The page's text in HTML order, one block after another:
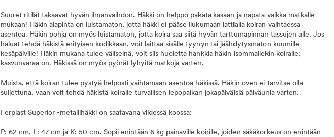
Suuret ritilät takaavat hyvän ilmanvaihdon. Häkki on helppo pakata kasaan ja napata vaikka matkalle
mukaan! Häkin alapinta on luistamaton, jotta häkki ei pääse liukumaan lattialla koiran vaihtaessa
asentoa. Häkin pohja on myös luistamaton, jotta koira saa siitä hyvän tarttumapinnan tassujen alle. Jos
haluat tehdä häkistä erityisen kodikkaan, voit laittaa sisälle tyynyn tai jäähdytysmaton kuumille
kesäpäiville! Häkin mukana tulee väliseinä, voit siis huoletta hankkia häkin isommallekin koiralle;
kasvunvaraa on. Häkissä on myös pyörät lyhyitä matkoja varten.
Muista, että koiran tulee pystyä helposti vaihtamaan asentoa häkissä. Häkin oven ei tarvitse olla
suljettuna, vaan voit tehdä häkistä koiralle turvallisen lepopaikan jokapäiväisiä päiväunia varten.
Ferplast Superior -metallihäkki on saatavana viidessä koossa:
P: 62 cm, L: 47 cm ja K: 50 cm. Sopii enintään 6 kg painaville koirille, joiden säkäkorkeus on enintään